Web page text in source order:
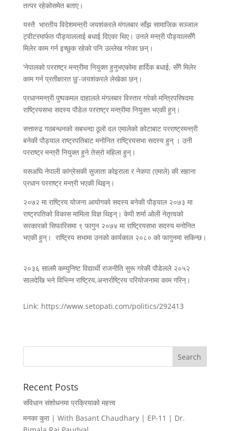
तत्पर रहेकोसमेत बताए।
यस्तै भारतीय विदेशमन्त्री जयशंकरले मंगलबार साँझ सामाजिक सञ्जाल
ट्‍वीटरमार्फत पाैड्याललाई बधाई दिएका थिए। उनले मन्त्री पाैड्यालसँगै
मिलेर काम गर्न इच्छुक रहेकाे पनि उल्लेख गरेका छन्।
‘नेपालको परराष्ट्र मन्त्रीमा नियुक्त हुनुभएकोमा हार्दिक बधाई, सँगै मिलेर
काम गर्न प्रतीक्षारत छु’-जयशंकरले लेखेका छन्।
प्रधानमन्त्री पुष्पकमल दाहालले मंगलबार विस्तार गरेको मन्त्रिपरिषदमा
राष्ट्रियसभा सदस्य पौडेल परराष्ट्र मन्त्रीमा नियुक्त भएकी हुन्।
सत्तारुढ गठबन्धनको सबभन्दा ठूलो दल एमालेको कोटाबाट परराष्ट्रमन्त्री
बनेकी पौड्याल राष्ट्रपतिबाट मनोनित राष्ट्रियसभा सदस्य हुन् । उनी
परराष्ट्र मन्त्री नियुक्त हुने तेस्रो महिला हुन्।
यसअघि नेपाली कांग्रेसकी सुजाता कोइराला र नेकपा (एमाले) की सहाना
प्रधान परराष्ट्र मन्त्री भएकी थिइन्।
२०७२ मा राष्ट्रिय योजना आयोगको सदस्य बनेकी पौड्याल २०७३ मा
राष्ट्रपतिको विकास मामिला विज्ञ थिइन्। केपी शर्मा ओली नेतृत्वको
सरकारको सिफारिसमा ९ फागुन २०७४ मा राष्ट्रियसभा सदस्य मनोनित
भएकी हुन्। राष्ट्रिय सभामा उनको कार्यकाल २०८० को फागुनमा सकिन्छ।
२०३६ सालमै कम्युनिष्ट विद्यार्थी राजनीति सुरू गरेकी पौडेलले २०५२
सालदेखि भने विभिन्न राष्ट्रिय,अन्तर्राष्ट्रिय परियोजनामा काम गरिन्।
Link: https://www.setopati.com/politics/292413
Recent Posts
संविधान संशोधनमा प्रक्रियाको महत्त्व
मनका कुरा | With Basant Chaudhary | EP-11 | Dr.